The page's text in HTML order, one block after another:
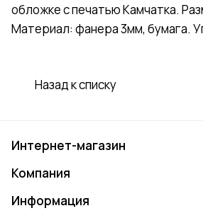
обложке с печатью Камчатка.
Материал: фанера 3мм, бумага.
Назад к списку
Интернет-магазин
Компания
Информация